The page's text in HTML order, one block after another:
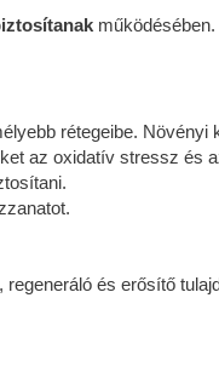
működésében.
rétegeibe. Növényi
az oxidatív stressz és
regeneráló és erősítő